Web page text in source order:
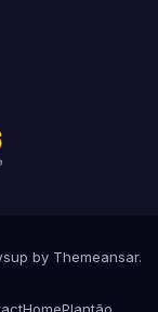
by Themeansar.